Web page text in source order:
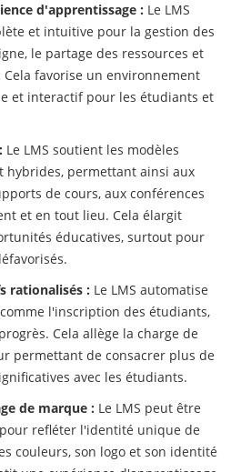
d'apprentissage : Le LMS
et intuitive pour la gestion des
le partage des ressources et
favorise un environnement
et interactif pour les étudiants et
Le LMS soutient les modèles
hybrides, permettant ainsi aux
de cours, aux conférences
et en tout lieu. Cela élargit
éducatives, surtout pour
rationalisés : Le LMS automatise
l'inscription des étudiants,
Cela allège la charge de
permettant de consacrer plus de
avec les étudiants.
de marque : Le LMS peut être
refléter l'identité unique de
couleurs, son logo et son identité